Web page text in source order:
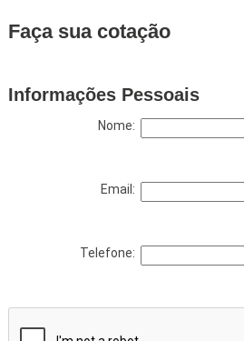
Faça sua cotação
Informações Pessoais
Nome:
Email:
Telefone: